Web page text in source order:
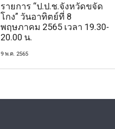
รายการ “ป.ป.ช.จังหวัดขจัด
โกง” วันอาทิตย์ที่ 8
พฤษภาคม 2565 เวลา 19.30-
20.00 น.
9 พ.ค. 2565